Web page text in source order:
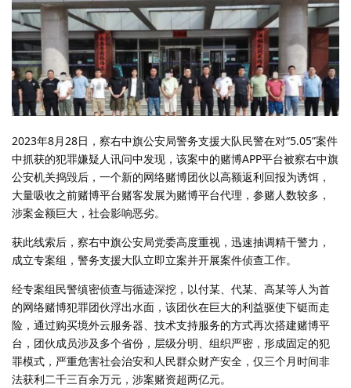
2023年8月28日，察右中旗公安局警务支援大队民警在对“5.05”案件
中抓获的犯罪嫌疑人讯问中发现，该案中的赌博APP平台被察右中旗
公安机关捣毁后，一个新的网络赌博团伙以高额返利回报为诱饵，
大量吸收之前赌博平台赌客发展为赌博平台代理，参赌人数较多，
涉案金额巨大，社会影响恶劣。
获此线索后，察右中旗公安局党委高度重视，迅速抽调精干警力，
成立专案组，警务支援大队立即立案并开展案件侦查工作。
经专案组民警缜密侦查与循迹深挖，以付某、代某、高某等人为首
的网络赌博犯罪团伙浮出水面，该团伙在巨大的利益驱使下铤而走
险，通过购买境外云服务器、技术支持服务的方式再次搭建赌博平
台，团伙成员涉及多个省份，层级分明、组织严密，形成固定的犯
罪模式，严重危害社会治安和人民群众财产安全，仅三个月时间非
法获利二千三百余万元，涉案赌资超两亿元。